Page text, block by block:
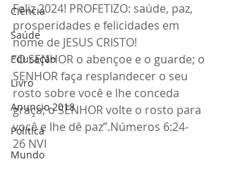
Ciência
Saúde
Educação
Livro
Anuncio 2018
Politica
Mundo
Feliz 2024! PROFETIZO: saúde, paz,
prosperidades e felicidades em
nome de JESUS CRISTO!
“O SENHOR o abençoe e o guarde; o
SENHOR faça resplandecer o seu
rosto sobre você e lhe conceda
graça; o SENHOR volte o rosto para
você e lhe dê paz”.Números 6:24-
26 NVI